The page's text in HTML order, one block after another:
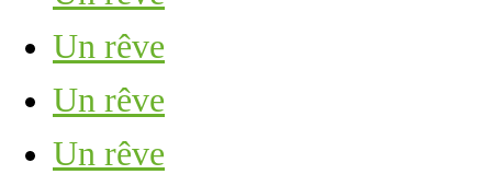
Un rêve
Un rêve
Un rêve